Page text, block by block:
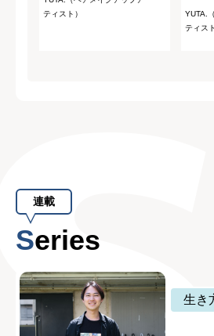
ティスト）
YUTA.
ティスト
連載
Series
生き